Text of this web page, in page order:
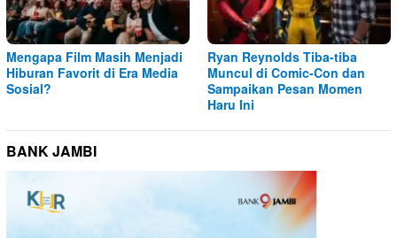
Mengapa Film Masih Menjadi
Hiburan Favorit di Era Media
Sosial?
Ryan Reynolds Tiba-tiba
Muncul di Comic-Con dan
Sampaikan Pesan Momen
Haru Ini
BANK JAMBI